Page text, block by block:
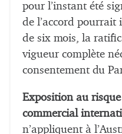
pour l’instant été
de l’accord
de six mois, la
vigueur complète
consentement du
Exposition au
commercial
n’appliquent à